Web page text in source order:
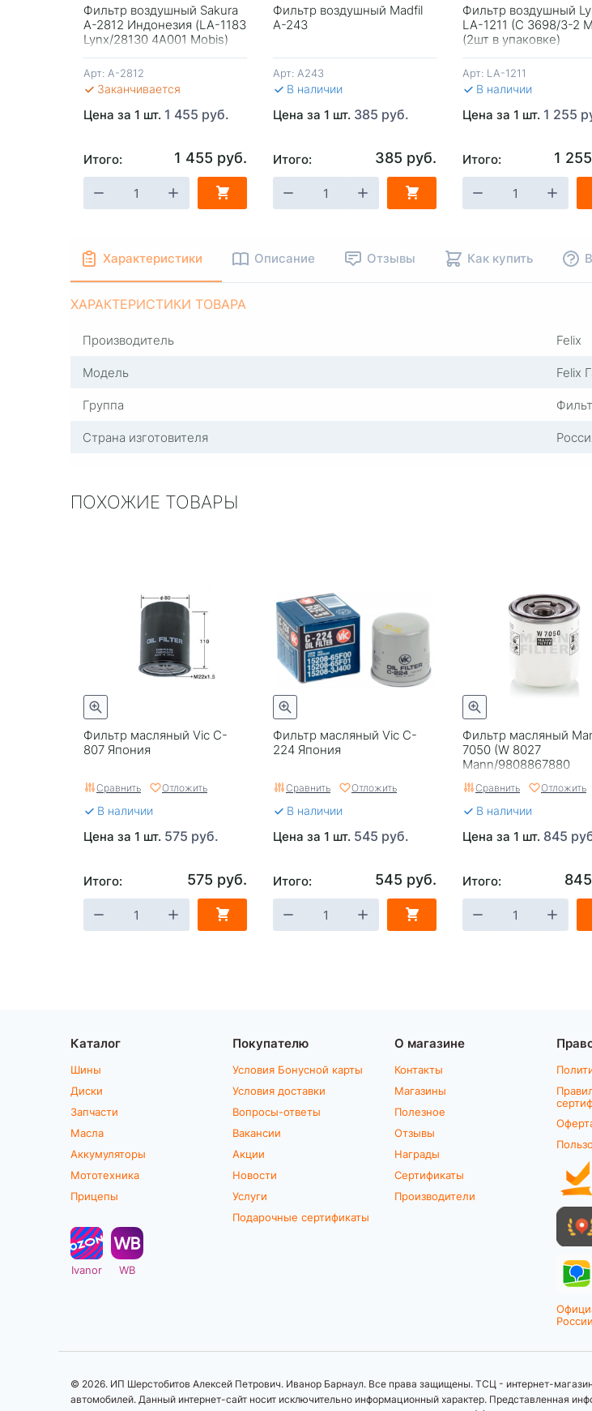
Фильтр воздушный Sakura
A-2812 Индонезия (LA-1183
Lynx/28130 4A001 Mobis)
Арт: A-2812
Заканчивается
Цена за 1 шт. 1 455 руб.
Итого: 1 455 руб.
Фильтр воздушный Madfil
A-243
Арт: A243
В наличии
Цена за 1 шт. 385 руб.
Итого: 385 руб.
Фильтр воздушный
LA-1211 (C 3698/3-2
(2шт в упаковке)
Арт: LA-1211
В наличии
Цена за 1 шт. 1 255
Итого: 1
+ В КОРЗИНУ - + В КОРЗИНУ - + В КОРЗИНУ
Характеристики Описание Отзывы Как купить
ХАРАКТЕРИСТИКИ ТОВАРА
Производитель
Felix
Модель
Felix
Группа
Страна изготовителя
ПОХОЖИЕ ТОВАРЫ
Фильтр масляный Vic C-
807 Япония
Сравнить Отложить
В наличии
Цена за 1 шт. 575 руб.
Итого: 575 руб.
Фильтр масляный Vic C-
224 Япония
Сравнить Отложить
В наличии
Цена за 1 шт. 545 руб.
Итого: 545 руб.
Фильтр масляный
7050 (W 8027
Mann/9808867880
Сравнить Отложить
В наличии
Цена за 1 шт. 845
Итого:
Каталог
Шины
Диски
Запчасти
Масла
Аккумуляторы
Мототехника
Прицепы
Ivanor WB
Покупателю
Условия Бонусной карты
Условия доставки
Вопросы-ответы
Вакансии
Акции
Новости
Услуги
Подарочные сертификаты
О магазине
Контакты
Магазины
Полезное
Отзывы
Награды
Сертификаты
Производители
России
© 2026. ИП Шерстобитов Алексей Петрович. Иванор Барнаул. Все права защищены. ТСЦ - интернет-
автомобилей. Данный интернет-сайт носит исключительно информационный характер. Представленная